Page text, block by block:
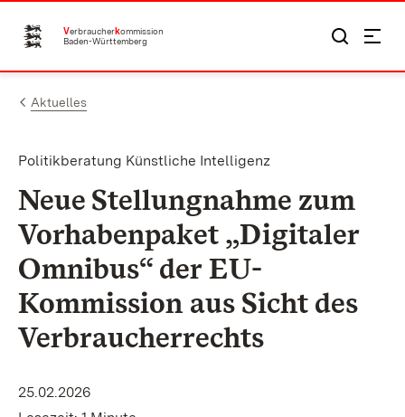
Zum Inhalt springen
Verbraucherkommission
Baden-Württemberg
Aktuelles
Politikberatung Künstliche Intelligenz
Neue Stellungnahme zum
Vorhabenpaket „Digitaler
Omnibus“ der EU-
Kommission aus Sicht des
Verbraucherrechts
25.02.2026